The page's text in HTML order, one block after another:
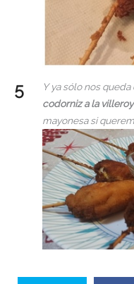
Y ya sólo nos
codorniz a la
mayonesa si